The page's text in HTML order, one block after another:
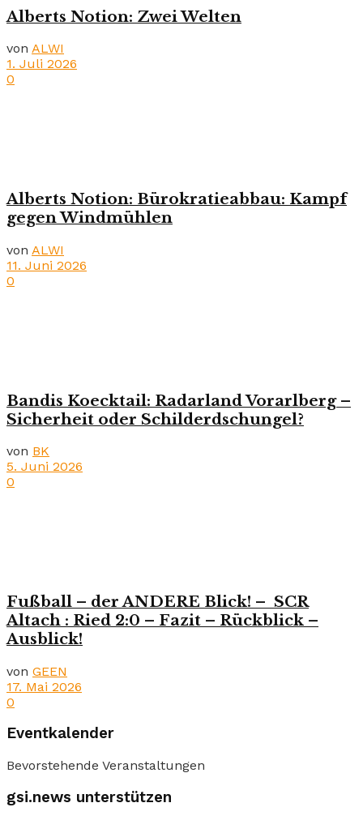
Alberts Notion: Zwei Welten
von ALWI
1. Juli 2026
0
Alberts Notion: Bürokratieabbau: Kampf
gegen Windmühlen
von ALWI
11. Juni 2026
0
Bandis Koecktail: Radarland Vorarlberg –
Sicherheit oder Schilderdschungel?
von BK
5. Juni 2026
0
Fußball – der ANDERE Blick! – SCR
Altach : Ried 2:0 – Fazit – Rückblick –
Ausblick!
von GEEN
17. Mai 2026
0
Eventkalender
Bevorstehende Veranstaltungen
gsi.news unterstützen